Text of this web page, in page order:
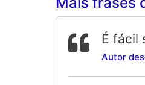
É fácil
Autor